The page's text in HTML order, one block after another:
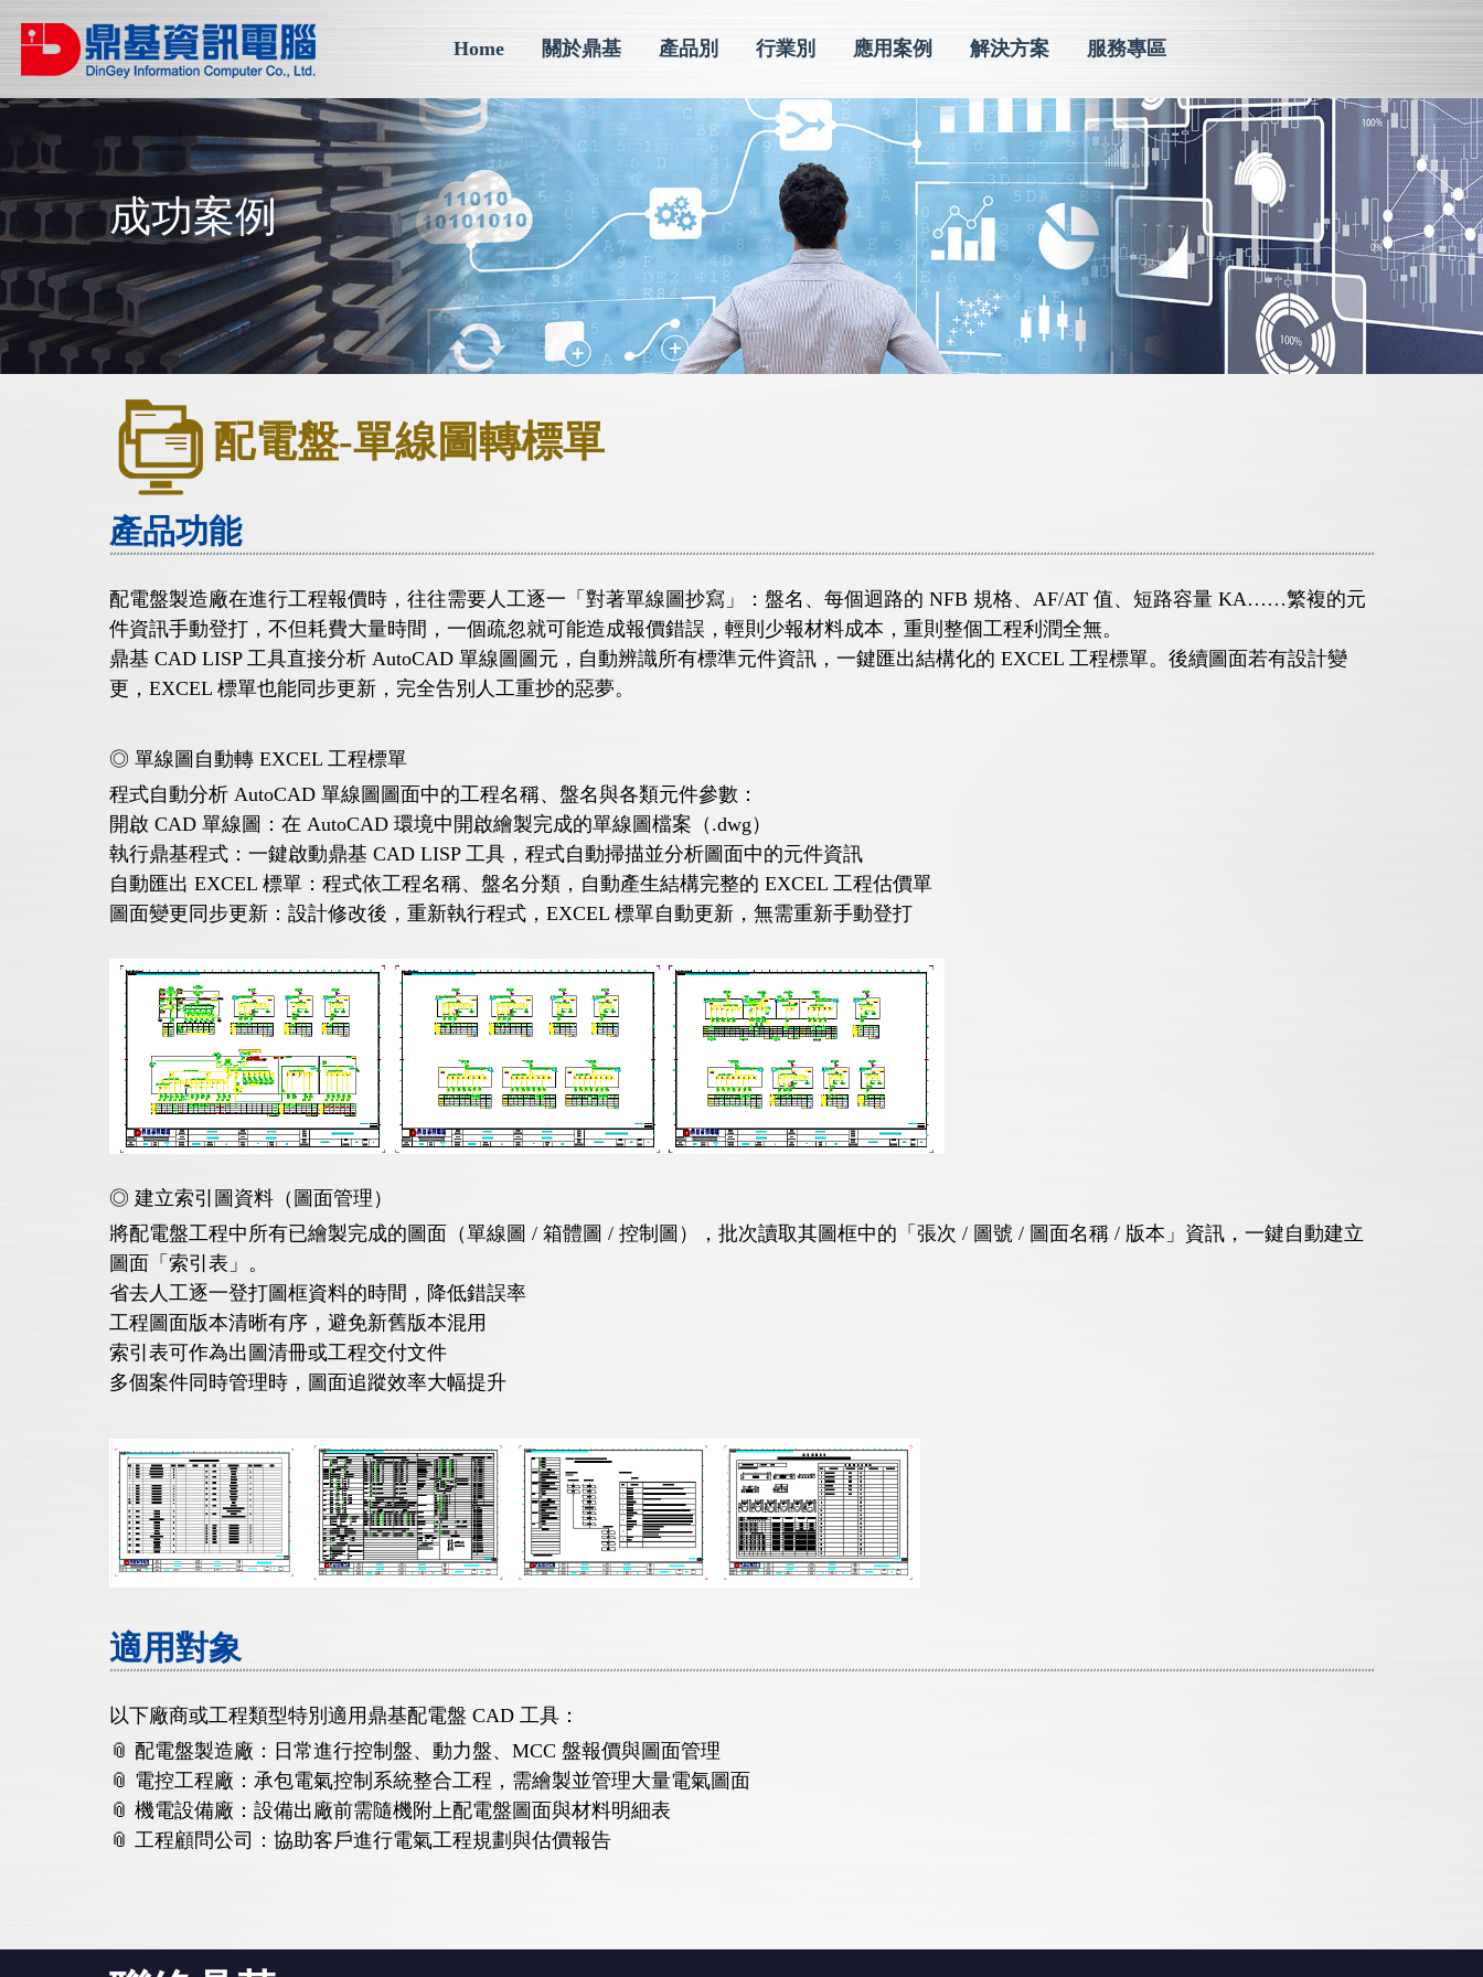
Home 關於鼎基 產品別 行業別 應用案例 解決方案 服務專區
成功案例
配電盤-單線圖轉標單
產品功能
配電盤製造廠在進行工程報價時，往往需要人工逐一「對著單線圖抄寫」：盤名、每個迴路的 NFB 規格、AF/AT 值、短路容量 KA……繁複的元
件資訊手動登打，不但耗費大量時間，一個疏忽就可能造成報價錯誤，輕則少報材料成本，重則整個工程利潤全無。
鼎基 CAD LISP 工具直接分析 AutoCAD 單線圖圖元，自動辨識所有標準元件資訊，一鍵匯出結構化的 EXCEL 工程標單。後續圖面若有設計變
更，EXCEL 標單也能同步更新，完全告別人工重抄的惡夢。
◎ 單線圖自動轉 EXCEL 工程標單
程式自動分析 AutoCAD 單線圖圖面中的工程名稱、盤名與各類元件參數：
開啟 CAD 單線圖：在 AutoCAD 環境中開啟繪製完成的單線圖檔案（.dwg）
執行鼎基程式：一鍵啟動鼎基 CAD LISP 工具，程式自動掃描並分析圖面中的元件資訊
自動匯出 EXCEL 標單：程式依工程名稱、盤名分類，自動產生結構完整的 EXCEL 工程估價單
圖面變更同步更新：設計修改後，重新執行程式，EXCEL 標單自動更新，無需重新手動登打
◎ 建立索引圖資料（圖面管理）
將配電盤工程中所有已繪製完成的圖面（單線圖 / 箱體圖 / 控制圖），批次讀取其圖框中的「張次 / 圖號 / 圖面名稱 / 版本」資訊，一鍵自動建立
圖面「索引表」。
省去人工逐一登打圖框資料的時間，降低錯誤率
工程圖面版本清晰有序，避免新舊版本混用
索引表可作為出圖清冊或工程交付文件
多個案件同時管理時，圖面追蹤效率大幅提升
適用對象
以下廠商或工程類型特別適用鼎基配電盤 CAD 工具：
📎 配電盤製造廠：日常進行控制盤、動力盤、MCC 盤報價與圖面管理
📎 電控工程廠：承包電氣控制系統整合工程，需繪製並管理大量電氣圖面
📎 機電設備廠：設備出廠前需隨機附上配電盤圖面與材料明細表
📎 工程顧問公司：協助客戶進行電氣工程規劃與估價報告